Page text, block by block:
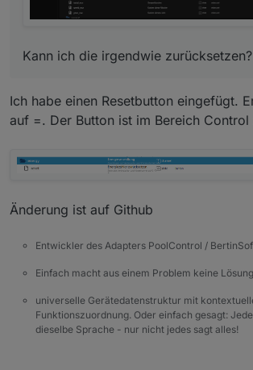
Kann ich die irgendwie zurücksetzen?
Ich habe einen Resetbutton eingefügt.
auf =. Der Button ist im Bereich Control
Änderung ist auf Github
Entwickler des Adapters PoolControl /
Einfach macht aus einem Problem keine Lösung
universelle Gerätedatenstruktur mit
Funktionszuordnung. Oder einfach gesagt:
dieselbe Sprache - nur nicht jedes sagt alles!